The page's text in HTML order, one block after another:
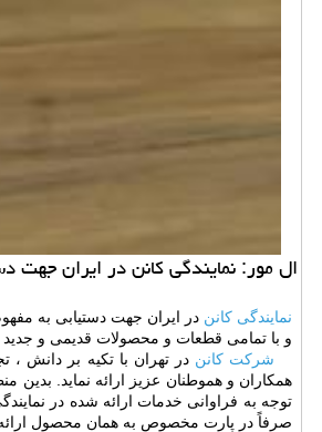
ال مور: نمایندگی كانن در ایران جهت
نمایندگی کانن در ایران جهت دستیابی به
و با تمامی قطعات و محصولات قدیمی و جدید
شرکت کانن در تهران با تکیه بر
همکاران و هموطنان عزیز ارائه نماید.
توجه به فراوانی خدمات ارائه شده در
صرفاً در پارت مخصوص به همان محصول